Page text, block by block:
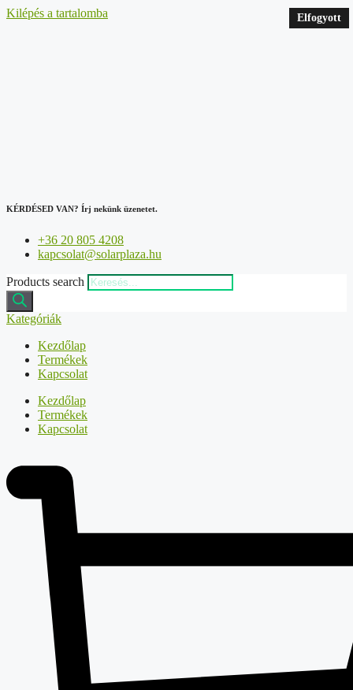
Kilépés a tartalomba
KÉRDÉSED VAN? Írj nekünk üzenetet.
+36 20 805 4208
kapcsolat@solarplaza.hu
Products search
Kategóriák
Kezdőlap
Termékek
Kapcsolat
Kezdőlap
Termékek
Kapcsolat
Elfogyott
Elfogyott
Elfogyott